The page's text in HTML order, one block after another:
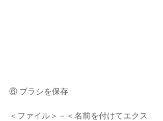
⑥ ブラシを保存
＜ファイル＞－＜名前を付けてエクス